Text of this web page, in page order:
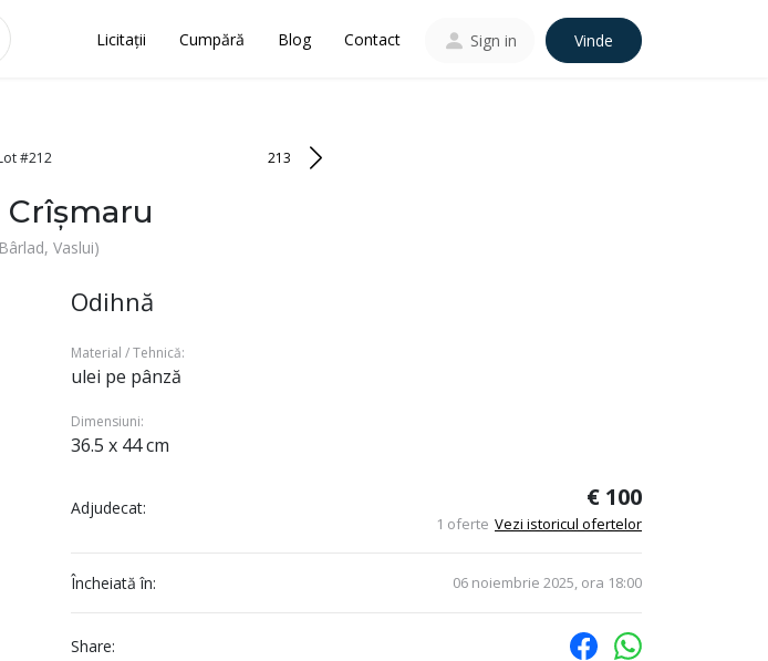
Licitații Cumpără Blog Contact Sign in Vinde
#212 213
Vaslui)
Odihnă
Material / Tehnică:
ulei pe pânză
Dimensiuni:
36.5 x 44 cm
Adjudecat: € 100
1 oferte Vezi istoricul ofertelor
Încheiată în: 06 noiembrie 2025, ora 18:00
Share: